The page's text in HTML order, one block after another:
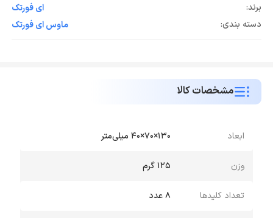
برند:
ای فورتک
دسته بندی:
ماوس ای فورتک
مشخصات کالا
ابعاد 130×70×40 میلی‌متر
وزن 125 گرم
تعداد کلیدها 8 عدد